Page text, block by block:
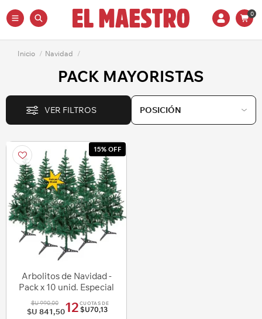
0
Inicio / Navidad /
PACK MAYORISTAS
VER FILTROS
15% OFF
Arbolitos de Navidad -
Pack x 10 unid. Especial
Mayoristas
$U 990,00
$U 841,5012 CUOTAS DE
$U70,13